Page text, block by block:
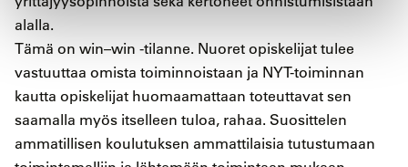
alalla.
Tämä on win–win -tilanne. Nuoret opiskelijat tulee
vastuuttaa omista toiminnoistaan ja NYT-toiminnan
kautta opiskelijat huomaamattaan toteuttavat sen
saamalla myös itselleen tuloa, rahaa. Suosittelen
ammatillisen koulutuksen ammattilaisia tutustumaan